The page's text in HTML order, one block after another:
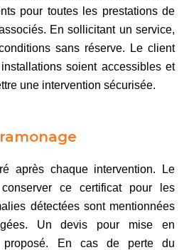
pour toutes les prestations de
En sollicitant un service,
sans réserve. Le client
soient accessibles et
une intervention sécurisée.
après chaque intervention. Le
ce certificat pour les
détectées sont mentionnées
Un devis pour mise en
proposé. En cas de perte du